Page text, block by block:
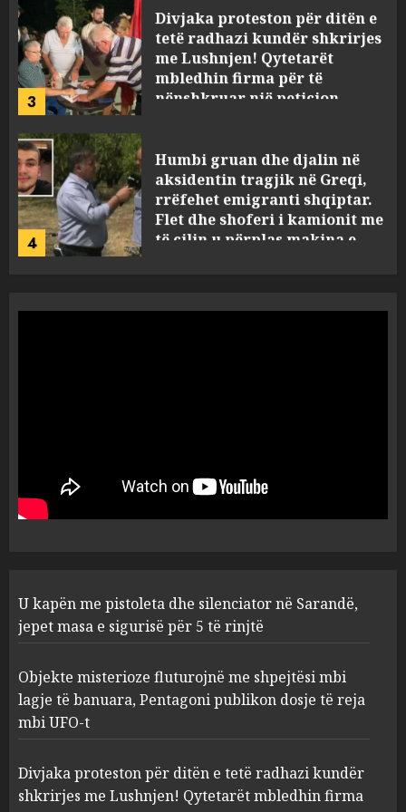
3
Divjaka proteston për ditën e
tetë radhazi kundër shkrirjes
me Lushnjen! Qytetarët
mbledhin firma për të
nënshkruar një peticion
4
Humbi gruan dhe djalin në
aksidentin tragjik në Greqi,
rrëfehet emigranti shqiptar.
Flet dhe shoferi i kamionit me
të cilin u përplas makina e
Me Erdogan, apo me Macron
1
masa e sigurisë për 5 të rinjtë
2
me shpejtësi mbi lagje të
banuara, Pentagoni publikon
dosje të reja mbi UFO-t
tetë radhazi kundër shkrirjes
me Lushnjen! Qytetarët
mbledhin firma për të
nënshkruar një peticion
U kapën me pistoleta dhe silenciator në Sarandë,
jepet masa e sigurisë për 5 të rinjtë
Objekte misterioze fluturojnë me shpejtësi mbi
lagje të banuara, Pentagoni publikon dosje të reja
mbi UFO-t
Divjaka proteston për ditën e tetë radhazi kundër
shkrirjes me Lushnjen! Qytetarët mbledhin firma